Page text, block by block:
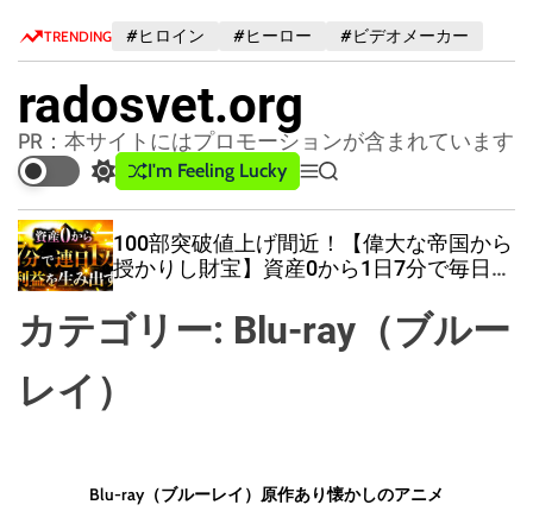
TRENDING #ヒロイン #ヒーロー #ビデオメーカー
radosvet.org
PR：本サイトにはプロモーションが含まれています
S
w
i
t
c
c
o
o
I'm Feeling Lucky
M
e
n
u
S
e
r
c
100部突破値上げ間近！【偉大な帝国から
授かりし財宝】資産0から1日7分で毎日1
資法
カテゴリー: Blu-ray（ブルー
レイ）
Blu-ray（ブルーレイ） 原作あり懐かしのアニメ